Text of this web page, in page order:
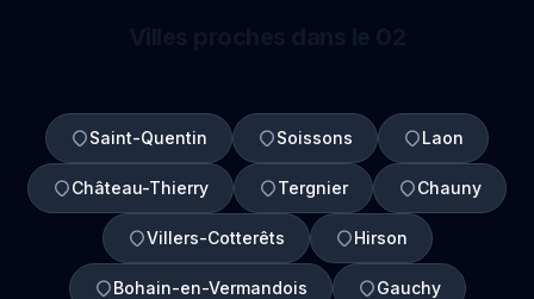
Saint-Quentin Soissons Laon
Château-Thierry Tergnier Chauny
Villers-Cotterêts Hirson
Bohain-en-Vermandois Gauchy